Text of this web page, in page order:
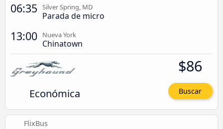
06:35 Silver Spring, MD
Parada de micro
13:00 Nueva York
Chinatown
Económica
$86
Buscar
FlixBus